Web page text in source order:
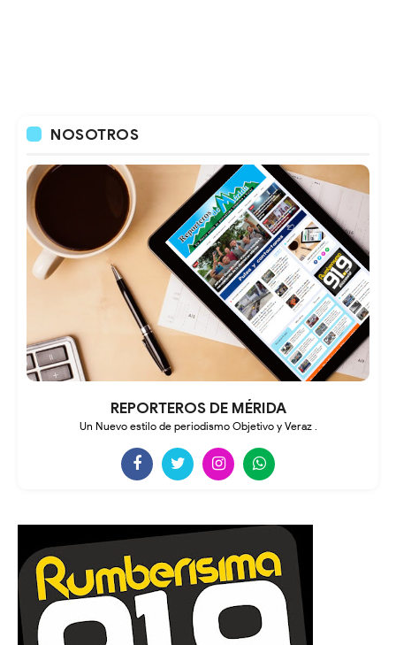
NOSOTROS
REPORTEROS DE MÉRIDA
Un Nuevo estilo de periodismo Objetivo y Veraz .